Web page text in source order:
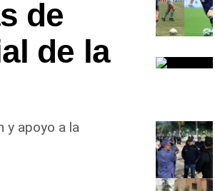
de
de la
y apoyo a la